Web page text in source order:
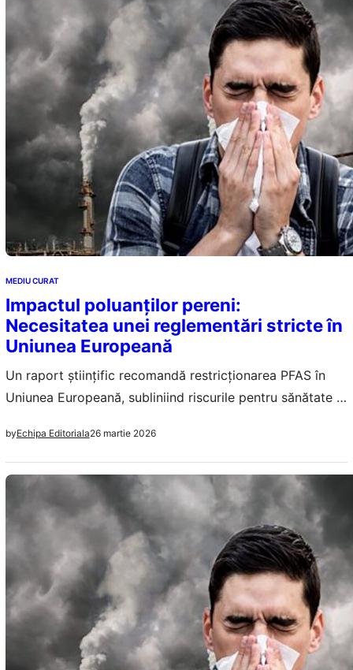
MEDIU CURAT
Impactul poluanților pereni:
Necesitatea unei reglementări stricte în
Uniunea Europeană
Un raport științific recomandă restricționarea PFAS în
Uniunea Europeană, subliniind riscurile pentru sănătate și
byEchipa Editoriala26 martie 2026